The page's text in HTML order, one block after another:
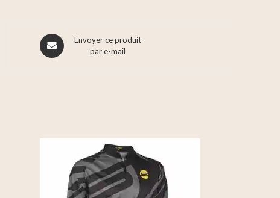
Envoyer ce produit
par e-mail